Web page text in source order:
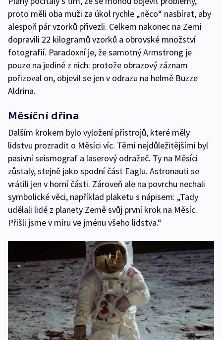
proto měli oba muži za úkol rychle „něco“ nasbírat, aby
alespoň pár vzorků přivezli. Celkem nakonec na Zemi
dopravili 22 kilogramů vzorků a obrovské množství
fotografií. Paradoxní je, že samotný Armstrong je
pouze na jediné z nich: protože obrazový záznam
pořizoval on, objevil se jen v odrazu na helmě Buzze
Aldrina.
Měsíční dřina
Dalším krokem bylo vyložení přístrojů, které měly
lidstvu prozradit o Měsíci víc. Těmi nejdůležitějšími byl
pasivní seismograf a laserový odražeč. Ty na Měsíci
zůstaly, stejně jako spodní část Eaglu. Astronauti se
vrátili jen v horní části. Zároveň ale na povrchu nechali
symbolické věci, například plaketu s nápisem: „Tady
udělali lidé z planety Země svůj první krok na Měsíc.
Přišli jsme v míru ve jménu všeho lidstva.“